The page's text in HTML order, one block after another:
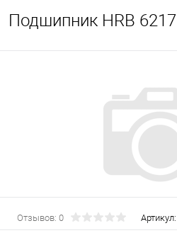
Подшипник HRB 6217
Отзывов: 0 Артикул: